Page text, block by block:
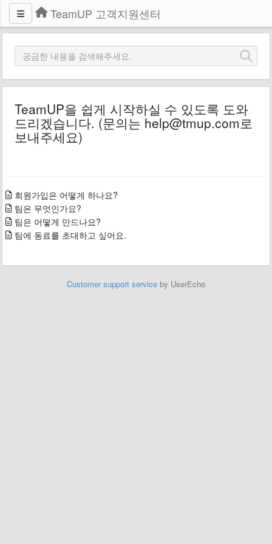
TeamUP 고객지원센터
TeamUP을 쉽게 시작하실 수 있도록 도와
드리겠습니다. (문의는 help@tmup.com로
보내주세요)
회원가입은 어떻게 하나요?
팀은 무엇인가요?
팀은 어떻게 만드나요?
팀에 동료를 초대하고 싶어요.
Customer support service by UserEcho